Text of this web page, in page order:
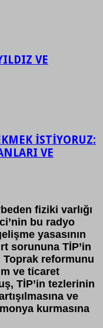
VE
İSTİYORUZ:
VE
fiziki varlığı
bu radyo
yasasının
sorununa TİP’in
reformunu
ve ticaret
TİP’in tezlerinin
ve
kurmasına